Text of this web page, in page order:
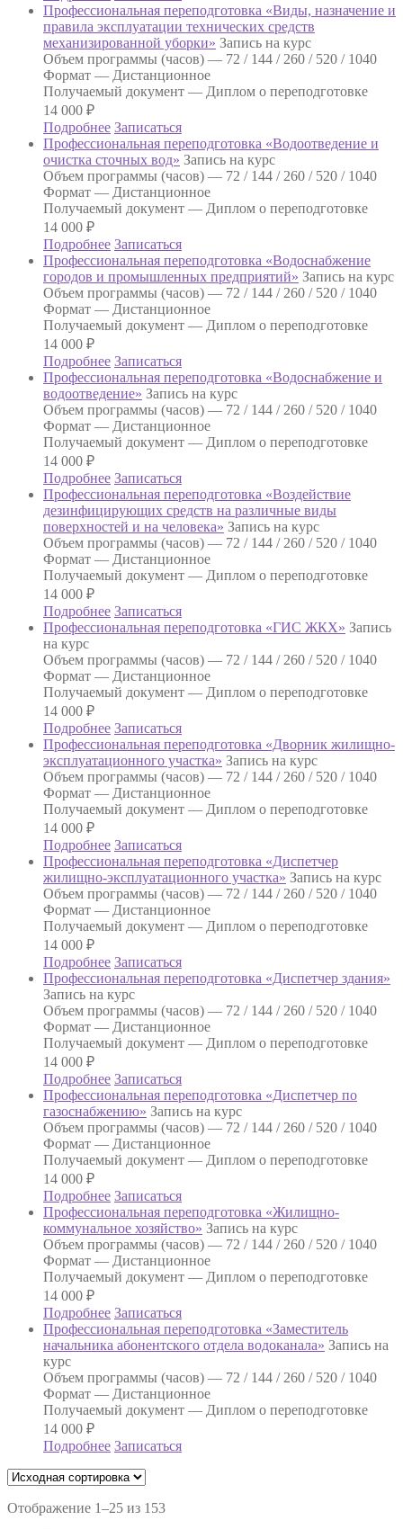
Профессиональная переподготовка «Виды, назначение и
правила эксплуатации технических средств
механизированной уборки» Запись на курс
Объем программы (часов) — 72 / 144 / 260 / 520 / 1040
Формат — Дистанционное
Получаемый документ — Диплом о переподготовке
14 000 ₽
Подробнее Записаться
Профессиональная переподготовка «Водоотведение и
очистка сточных вод» Запись на курс
Объем программы (часов) — 72 / 144 / 260 / 520 / 1040
Формат — Дистанционное
Получаемый документ — Диплом о переподготовке
14 000 ₽
Подробнее Записаться
Профессиональная переподготовка «Водоснабжение
городов и промышленных предприятий» Запись на курс
Объем программы (часов) — 72 / 144 / 260 / 520 / 1040
Формат — Дистанционное
Получаемый документ — Диплом о переподготовке
14 000 ₽
Подробнее Записаться
Профессиональная переподготовка «Водоснабжение и
водоотведение» Запись на курс
Объем программы (часов) — 72 / 144 / 260 / 520 / 1040
Формат — Дистанционное
Получаемый документ — Диплом о переподготовке
14 000 ₽
Подробнее Записаться
Профессиональная переподготовка «Воздействие
дезинфицирующих средств на различные виды
поверхностей и на человека» Запись на курс
Объем программы (часов) — 72 / 144 / 260 / 520 / 1040
Формат — Дистанционное
Получаемый документ — Диплом о переподготовке
14 000 ₽
Подробнее Записаться
Профессиональная переподготовка «ГИС ЖКХ» Запись
на курс
Объем программы (часов) — 72 / 144 / 260 / 520 / 1040
Формат — Дистанционное
Получаемый документ — Диплом о переподготовке
14 000 ₽
Подробнее Записаться
Профессиональная переподготовка «Дворник жилищно-
эксплуатационного участка» Запись на курс
Объем программы (часов) — 72 / 144 / 260 / 520 / 1040
Формат — Дистанционное
Получаемый документ — Диплом о переподготовке
14 000 ₽
Подробнее Записаться
Профессиональная переподготовка «Диспетчер
жилищно-эксплуатационного участка» Запись на курс
Объем программы (часов) — 72 / 144 / 260 / 520 / 1040
Формат — Дистанционное
Получаемый документ — Диплом о переподготовке
14 000 ₽
Подробнее Записаться
Профессиональная переподготовка «Диспетчер здания»
Запись на курс
Объем программы (часов) — 72 / 144 / 260 / 520 / 1040
Формат — Дистанционное
Получаемый документ — Диплом о переподготовке
14 000 ₽
Подробнее Записаться
Профессиональная переподготовка «Диспетчер по
газоснабжению» Запись на курс
Объем программы (часов) — 72 / 144 / 260 / 520 / 1040
Формат — Дистанционное
Получаемый документ — Диплом о переподготовке
14 000 ₽
Подробнее Записаться
Профессиональная переподготовка «Жилищно-
коммунальное хозяйство» Запись на курс
Объем программы (часов) — 72 / 144 / 260 / 520 / 1040
Формат — Дистанционное
Получаемый документ — Диплом о переподготовке
14 000 ₽
Подробнее Записаться
Профессиональная переподготовка «Заместитель
начальника абонентского отдела водоканала» Запись на
курс
Объем программы (часов) — 72 / 144 / 260 / 520 / 1040
Формат — Дистанционное
Получаемый документ — Диплом о переподготовке
14 000 ₽
Подробнее Записаться
Отображение 1–25 из 153